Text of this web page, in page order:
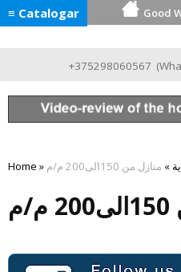
≡ Catalogar Good
+375298060567 (
Home » » منازل من 150الى200 م/م